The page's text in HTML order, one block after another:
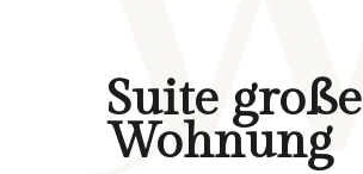
Suite große
Wohnung